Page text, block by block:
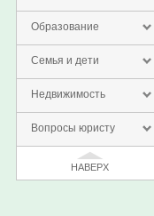
Образование
Семья и дети
Недвижимость
Вопросы юристу
НАВЕРХ